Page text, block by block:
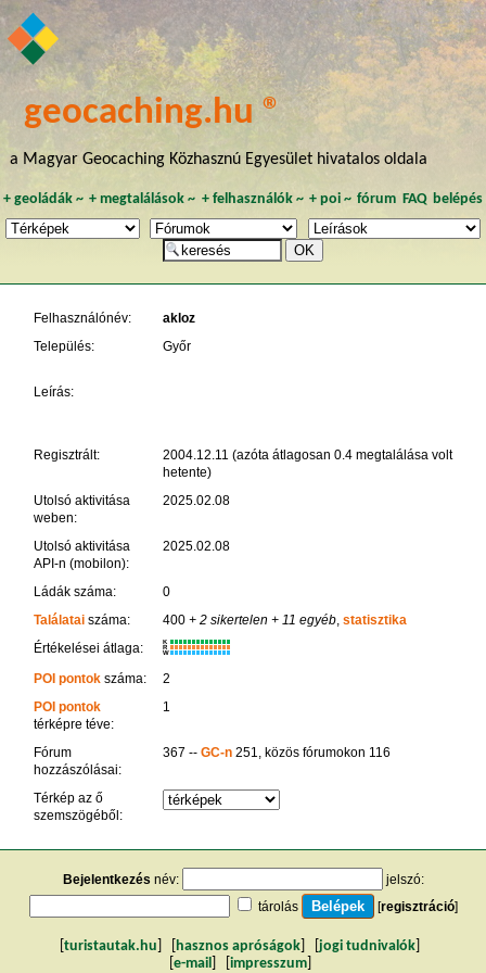
geocaching.hu ®
a Magyar Geocaching Közhasznú Egyesület hivatalos oldala
+ geoládák~ +megtalálások ~ + felhasználók~ + poi~ fórum FAQ belépés
Felhasználónév:
akloz
Település:
Győr
Leírás:
Regisztrált:
2004.12.11 (azóta átlagosan 0.4 megtalálása volt
hetente)
Utolsó aktivitása
weben:
2025.02.08
Utolsó aktivitása
API-n (mobilon):
2025.02.08
Ládák száma:
0
Találatai száma: 400+ 2 sikertelen + 11 egyéb, statisztika
Értékelései átlaga:
K
R
W
POI pontok száma:
2
POI pontok
térképre téve:
1
Fórum
hozzászólásai:
367 -- GC-n251, közös fórumokon 116
Térkép az ő
szemszögéből:
Bejelentkezés név:
jelszó:
tárolás
[regisztráció]
turistautak.hu hasznos apróságok jogi tudnivalók
e-mail impresszum]